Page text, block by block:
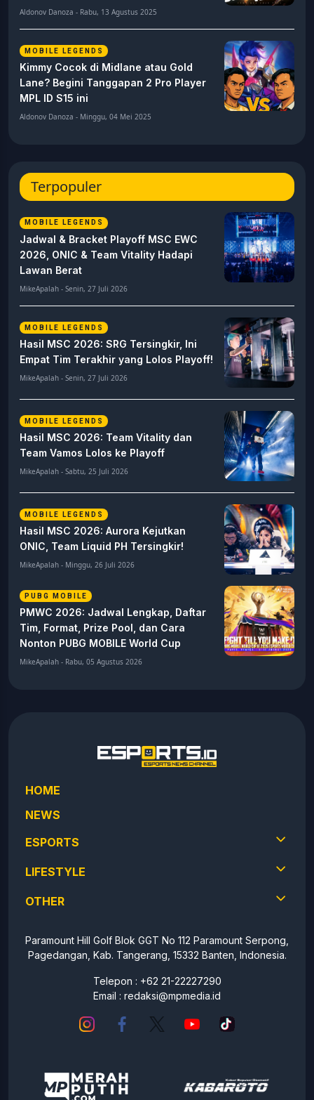
Aldonov Danoza - Rabu, 13 Agustus 2025
MOBILE LEGENDS
Kimmy Cocok di Midlane atau Gold
Lane? Begini Tanggapan 2 Pro Player
MPL ID S15 ini
Aldonov Danoza - Minggu, 04 Mei 2025
Terpopuler
MOBILE LEGENDS
Jadwal & Bracket Playoff MSC EWC
2026, ONIC & Team Vitality Hadapi
Lawan Berat
MikeApalah - Senin, 27 Juli 2026
MOBILE LEGENDS
Hasil MSC 2026: SRG Tersingkir, Ini
Empat Tim Terakhir yang Lolos Playoff!
MikeApalah - Senin, 27 Juli 2026
MOBILE LEGENDS
Hasil MSC 2026: Team Vitality dan
Team Vamos Lolos ke Playoff
MikeApalah - Sabtu, 25 Juli 2026
MOBILE LEGENDS
Hasil MSC 2026: Aurora Kejutkan
ONIC, Team Liquid PH Tersingkir!
MikeApalah - Minggu, 26 Juli 2026
PUBG MOBILE
PMWC 2026: Jadwal Lengkap, Daftar
Tim, Format, Prize Pool, dan Cara
Nonton PUBG MOBILE World Cup
MikeApalah - Rabu, 05 Agustus 2026
HOME
NEWS
ESPORTS
LIFESTYLE
OTHER
Paramount Hill Golf Blok GGT No 112 Paramount Serpong,
Pagedangan, Kab. Tangerang, 15332 Banten, Indonesia.
Telepon : +62 21-22227290
Email : redaksi@mpmedia.id